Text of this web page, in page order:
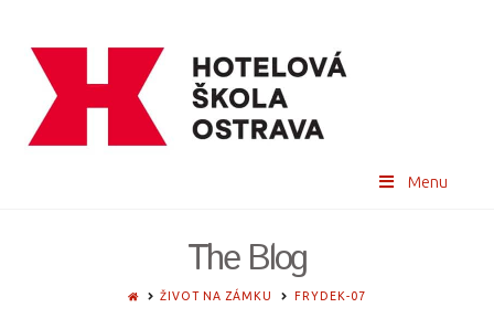
Menu
The Blog
HOMEŽIVOT NA ZÁMKU FRYDEK-07